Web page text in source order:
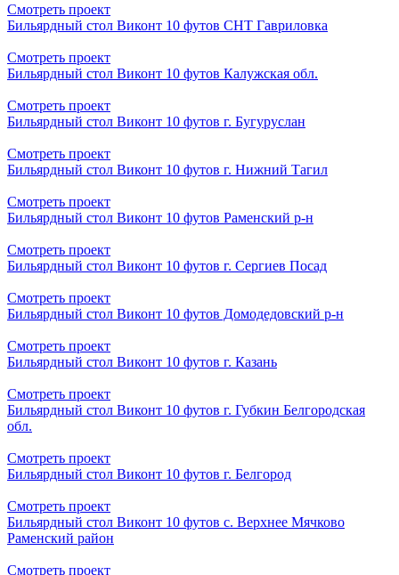
Смотреть проект
Бильярдный стол Виконт 10 футов СНТ Гавриловка
Смотреть проект
Бильярдный стол Виконт 10 футов Калужская обл.
Смотреть проект
Бильярдный стол Виконт 10 футов г. Бугуруслан
Смотреть проект
Бильярдный стол Виконт 10 футов г. Нижний Тагил
Смотреть проект
Бильярдный стол Виконт 10 футов Раменский р-н
Смотреть проект
Бильярдный стол Виконт 10 футов г. Сергиев Посад
Смотреть проект
Бильярдный стол Виконт 10 футов Домодедовский р-н
Смотреть проект
Бильярдный стол Виконт 10 футов г. Казань
Смотреть проект
Бильярдный стол Виконт 10 футов г. Губкин Белгородская
обл.
Смотреть проект
Бильярдный стол Виконт 10 футов г. Белгород
Смотреть проект
Бильярдный стол Виконт 10 футов с. Верхнее Мячково
Раменский район
Смотреть проект